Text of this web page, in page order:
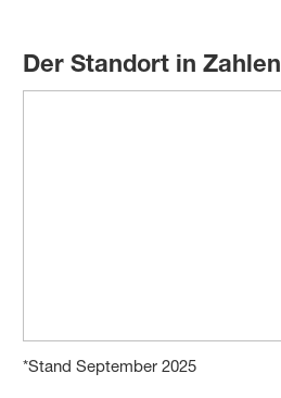
Der Standort in Zahlen
*Stand September 2025